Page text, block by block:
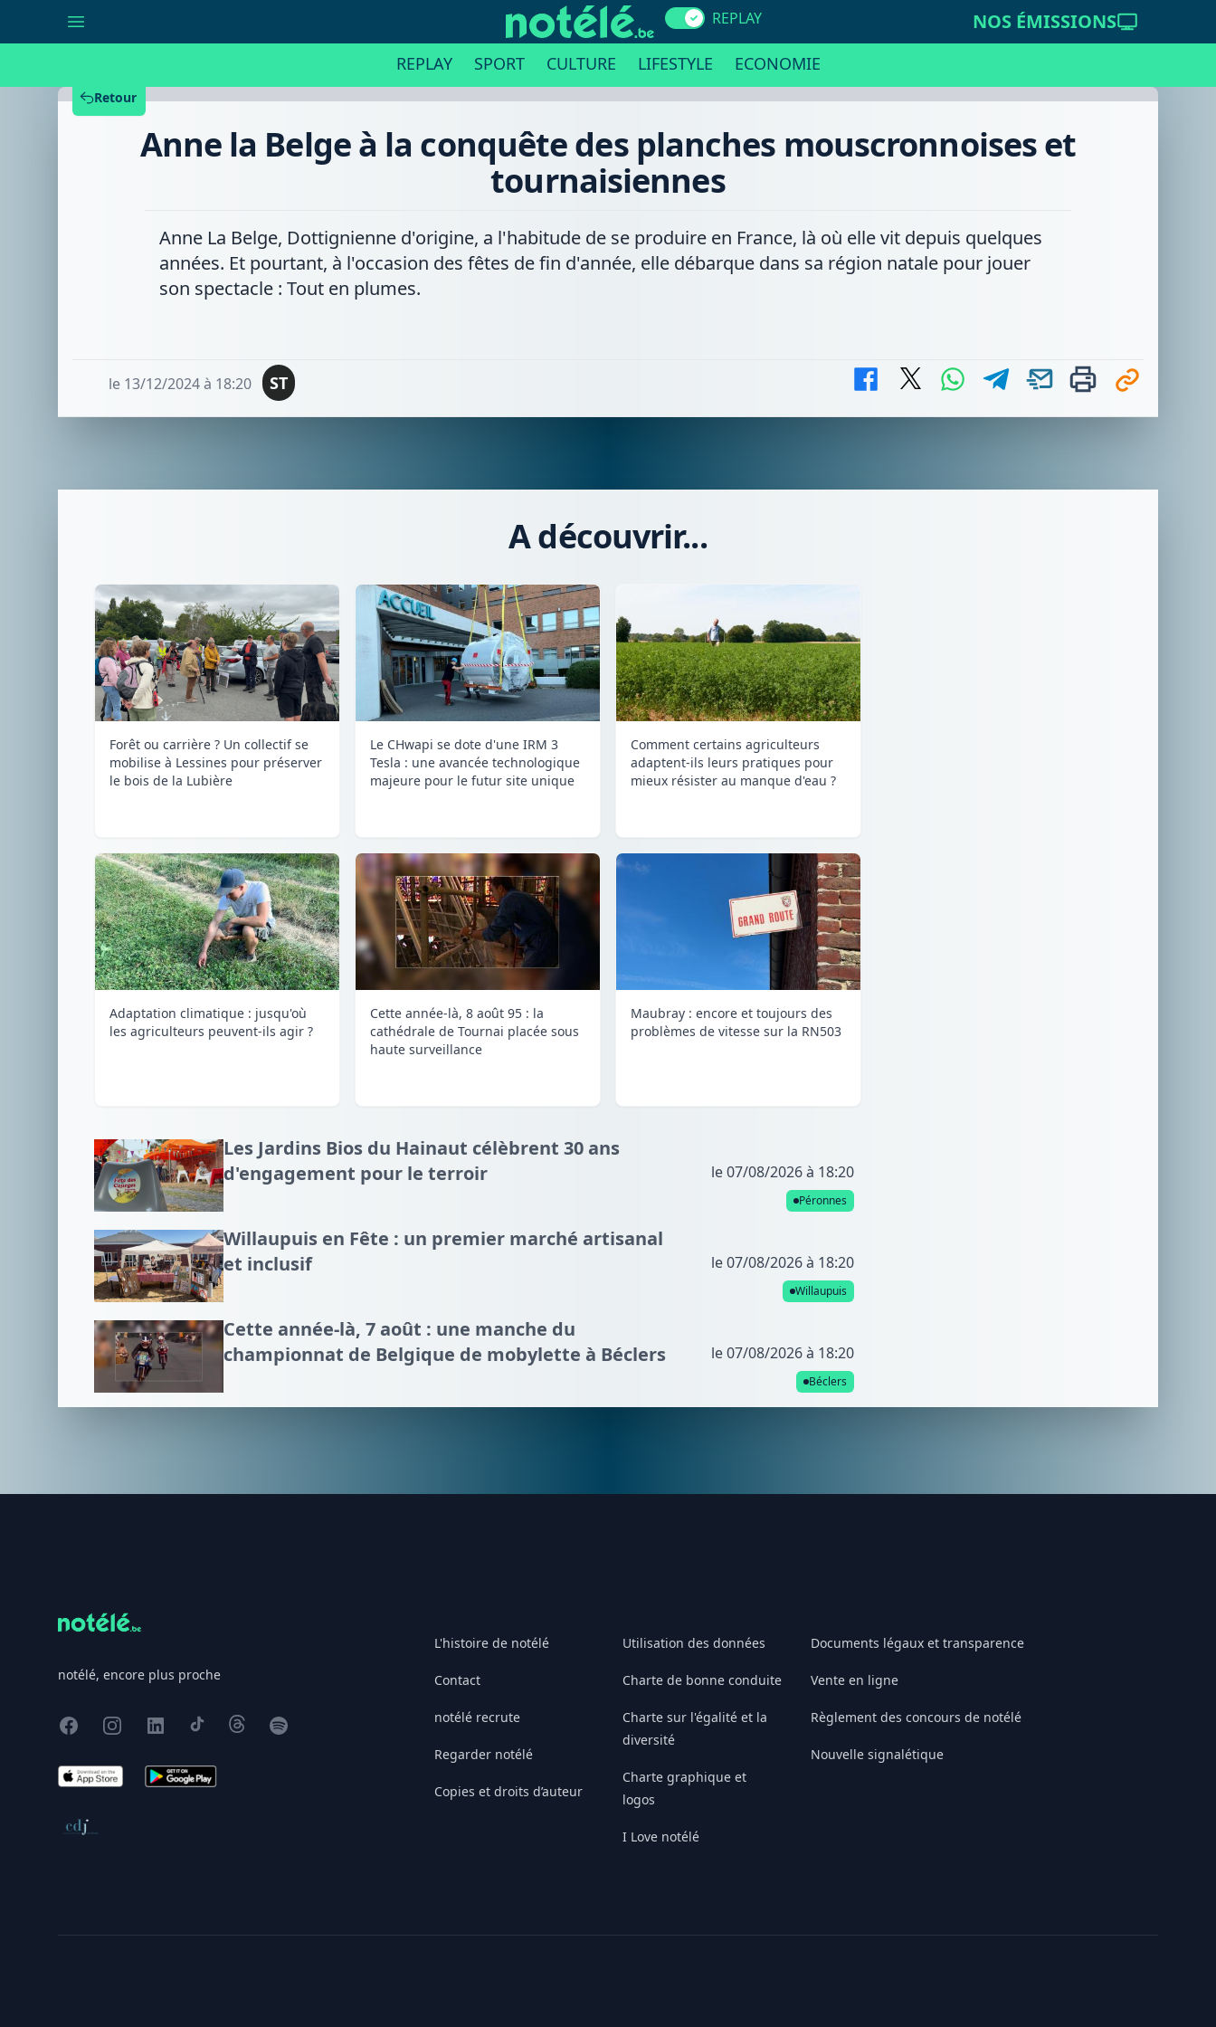
REPLAY NOS ÉMISSIONS
REPLAY SPORT CULTURE LIFESTYLE ECONOMIE
Retour
Anne la Belge à la conquête des planches mouscronnoises et
tournaisiennes
Anne La Belge, Dottignienne d'origine, a l'habitude de se produire en France, là où elle vit depuis quelques
années. Et pourtant, à l'occasion des fêtes de fin d'année, elle débarque dans sa région natale pour jouer
son spectacle : Tout en plumes.
le 13/12/2024 à 18:20 ST
A découvrir...
Forêt ou carrière ? Un collectif se
mobilise à Lessines pour préserver
le bois de la Lubière
Le CHwapi se dote d'une IRM 3
Tesla : une avancée technologique
majeure pour le futur site unique
Comment certains agriculteurs
adaptent-ils leurs pratiques pour
mieux résister au manque d'eau ?
Adaptation climatique : jusqu'où
les agriculteurs peuvent-ils agir ?
Cette année-là, 8 août 95 : la
cathédrale de Tournai placée sous
haute surveillance
Maubray : encore et toujours des
problèmes de vitesse sur la RN503
Les Jardins Bios du Hainaut célèbrent 30 ans
d'engagement pour le terroir
le 07/08/2026 à 18:20
Péronnes
Willaupuis en Fête : un premier marché artisanal
et inclusif
le 07/08/2026 à 18:20
Willaupuis
Cette année-là, 7 août : une manche du
championnat de Belgique de mobylette à Béclers
le 07/08/2026 à 18:20
Béclers
notélé, encore plus proche
FacebookInstagram
X TikTokThreadsSpotify
App Store Google Play
Conseil de déontologie journalistique
L'histoire de notélé
Contact
notélé recrute
Regarder notélé
Copies et droits d’auteur
Utilisation des données
Charte de bonne conduite
Charte sur l'égalité et la
diversité
Charte graphique et
logos
I Love notélé
Documents légaux et transparence
Vente en ligne
Règlement des concours de notélé
Nouvelle signalétique